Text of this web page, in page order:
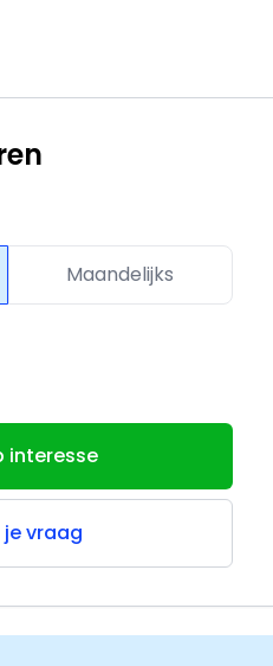
Maandelijks
interesse
je vraag